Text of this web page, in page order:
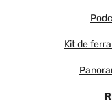
Kit de